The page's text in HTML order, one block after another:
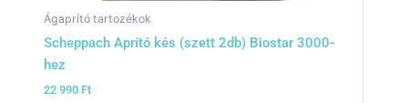
Ágaprító tartozékok
Scheppach Aprító kés (szett 2db) Biostar 3000-
hez
22 990 Ft